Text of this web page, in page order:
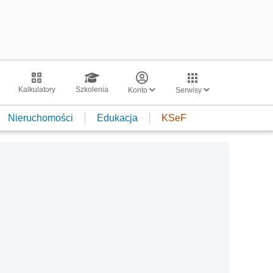
Kalkulatory Szkolenia Konto Serwisy
Nieruchomości Edukacja KSeF